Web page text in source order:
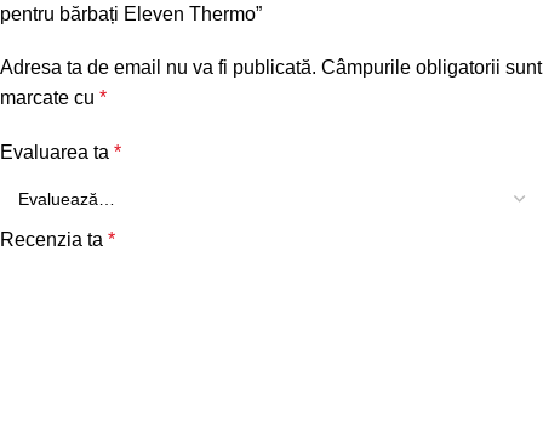
pentru bărbați Eleven Thermo”
Adresa ta de email nu va fi publicată. Câmpurile obligatorii sunt
marcate cu *
Evaluarea ta *
Recenzia ta *